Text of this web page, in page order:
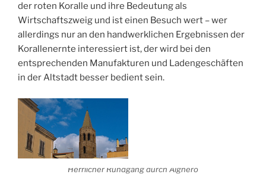
der roten Koralle und ihre Bedeutung als
Wirtschaftszweig und ist einen Besuch wert – wer
allerdings nur an den handwerklichen Ergebnissen der
Korallenernte interessiert ist, der wird bei den
entsprechenden Manufakturen und Ladengeschäften
in der Altstadt besser bedient sein.
Herrlicher Rundgang durch Alghero